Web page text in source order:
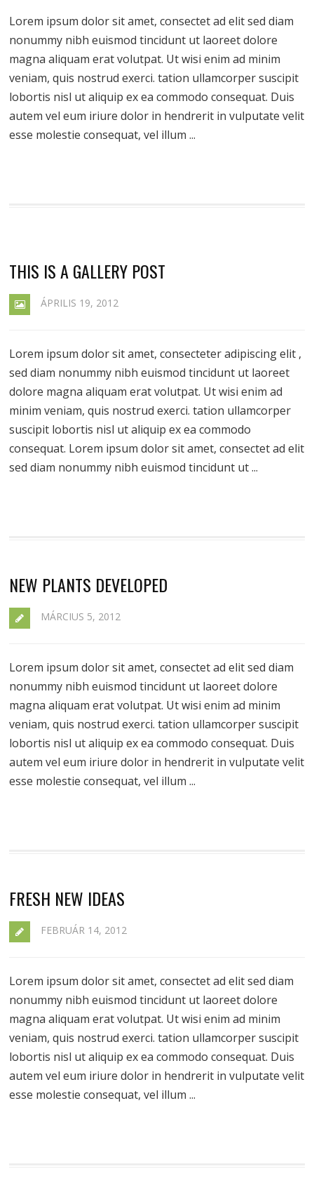
Lorem ipsum dolor sit amet, consectet ad elit sed diam
nonummy nibh euismod tincidunt ut laoreet dolore
magna aliquam erat volutpat. Ut wisi enim ad minim
veniam, quis nostrud exerci. tation ullamcorper suscipit
lobortis nisl ut aliquip ex ea commodo consequat. Duis
autem vel eum iriure dolor in hendrerit in vulputate velit
esse molestie consequat, vel illum ...
THIS IS A GALLERY POST
ÁPRILIS 19, 2012
Lorem ipsum dolor sit amet, consecteter adipiscing elit ,
sed diam nonummy nibh euismod tincidunt ut laoreet
dolore magna aliquam erat volutpat. Ut wisi enim ad
minim veniam, quis nostrud exerci. tation ullamcorper
suscipit lobortis nisl ut aliquip ex ea commodo
consequat. Lorem ipsum dolor sit amet, consectet ad elit
sed diam nonummy nibh euismod tincidunt ut ...
NEW PLANTS DEVELOPED
MÁRCIUS 5, 2012
Lorem ipsum dolor sit amet, consectet ad elit sed diam
nonummy nibh euismod tincidunt ut laoreet dolore
magna aliquam erat volutpat. Ut wisi enim ad minim
veniam, quis nostrud exerci. tation ullamcorper suscipit
lobortis nisl ut aliquip ex ea commodo consequat. Duis
autem vel eum iriure dolor in hendrerit in vulputate velit
esse molestie consequat, vel illum ...
FRESH NEW IDEAS
FEBRUÁR 14, 2012
Lorem ipsum dolor sit amet, consectet ad elit sed diam
nonummy nibh euismod tincidunt ut laoreet dolore
magna aliquam erat volutpat. Ut wisi enim ad minim
veniam, quis nostrud exerci. tation ullamcorper suscipit
lobortis nisl ut aliquip ex ea commodo consequat. Duis
autem vel eum iriure dolor in hendrerit in vulputate velit
esse molestie consequat, vel illum ...